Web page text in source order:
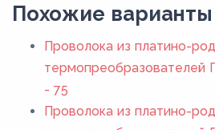
Похожие варианты
Проволока из платино-
термопреобразователей
- 75
Проволока из платино-